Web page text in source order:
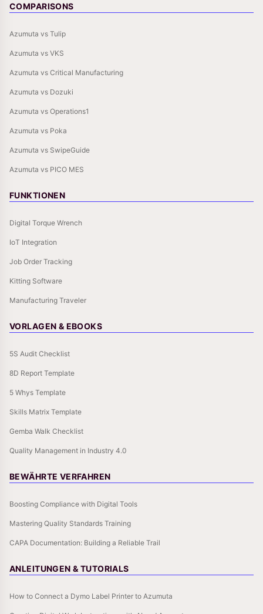
COMPARISONS
Azumuta vs Tulip
Azumuta vs VKS
Azumuta vs Critical Manufacturing
Azumuta vs Dozuki
Azumuta vs Operations1
Azumuta vs Poka
Azumuta vs SwipeGuide
Azumuta vs PICO MES
FUNKTIONEN
Digital Torque Wrench
IoT Integration
Job Order Tracking
Kitting Software
Manufacturing Traveler
VORLAGEN & EBOOKS
5S Audit Checklist
8D Report Template
5 Whys Template
Skills Matrix Template
Gemba Walk Checklist
Quality Management in Industry 4.0
BEWÄHRTE VERFAHREN
Boosting Compliance with Digital Tools
Mastering Quality Standards Training
CAPA Documentation: Building a Reliable Trail
ANLEITUNGEN & TUTORIALS
How to Connect a Dymo Label Printer to Azumuta